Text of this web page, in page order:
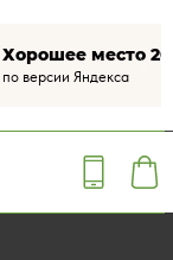
Хорошее место
по версии Яндекса